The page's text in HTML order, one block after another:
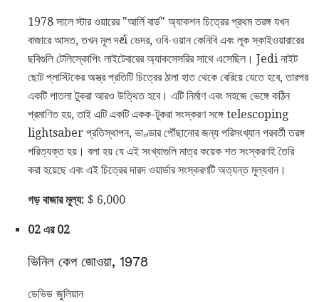
1978 সালে স্টার ওয়ারের "আর্লি বার্ড" অ্যাকশন চিত্রের প্রথম তরঙ্গ যখন
বাজারে আসত, তখন মূল দર્થ ভেদর, ওবি-ওয়ান কেনিবি এবং লূক স্কাইওয়ারারের
ছবিগুলি টেলিস্কোপিং লাইটেবারের অ্যাকসেসরির সাথে এসেছিল। Jedi নাইট
ছোট প্লাস্টিকের অস্ত্র প্রতিটি চিত্রের ঠালা হাত থেকে বেরিয়ে যেতে হবে, তারপর
একটি পাতলা টুকরা আরও উত্থিত হবে। এটি নির্মাণ এবং সহজে ভেঙ্গে কঠিন
প্রমাণিত হয়, তাই এটি একটি একক-টুকরা সংস্করণ সঙ্গে telescoping
lightsaber প্রতিস্থাপন, ভাণ্ডার পৌঁছানোর জন্য পরিসংখ্যান পরবর্তী তরঙ্গ
পরিত্যক্ত হয়। বলা হয় যে এই সংখ্যাগুলি মাত্র কয়েক শত সংস্করণই তৈরি
করা হয়েছে এবং এই চিত্রের দারদ ওয়ার্ডার সংস্করণটি অত্যন্ত মূল্যবান।
গড় বাজার মূল্য: $ 6,000
02 এর 02
ভিনিল কেপ জোওয়া, 1978
ডেভিড জুলিয়ান